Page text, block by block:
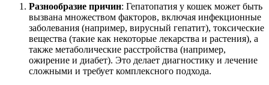
Разнообразие причин: Гепатопатия у кошек может быть
вызвана множеством факторов, включая инфекционные
заболевания (например, вирусный гепатит), токсические
вещества (такие как некоторые лекарства и растения), а
также метаболические расстройства (например,
ожирение и диабет). Это делает диагностику и лечение
сложными и требует комплексного подхода.